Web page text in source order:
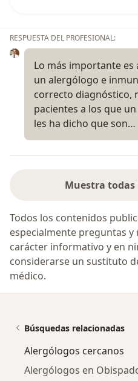
RESPUESTA DEL PROFESIONAL:
Lo más importante es
un alergólogo e
correcto diagnóstico,
pacientes a los que
les ha dicho que son…
Muestra todas
Todos los contenidos
especialmente preguntas y
carácter informativo y en
considerarse un sustituto
médico.
Búsquedas relacionadas
Alergólogos cercanos
Alergólogos en